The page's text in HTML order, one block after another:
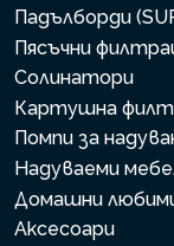
Падълборди
Пясъчни
Солинатори
Картушна
Помпи за
Надуваеми
Домашни
Аксесоари